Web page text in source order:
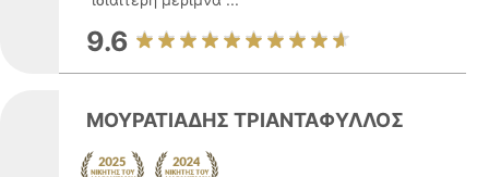
9.6
ΜΟΥΡΑΤΙΑΔΗΣ ΤΡΙΑΝΤΑΦΥΛΛΟΣ